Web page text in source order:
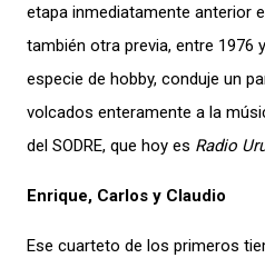
etapa inmediatamente anterior
también otra previa, entre 1976
especie de hobby, conduje un
volcados enteramente a la
del SODRE, que hoy es Radio
Enrique, Carlos y Claudio
Ese cuarteto de los primeros